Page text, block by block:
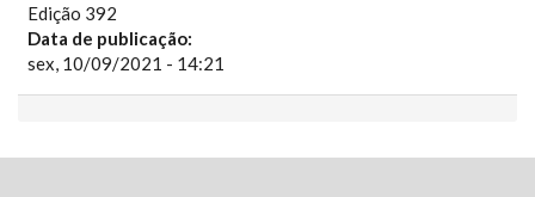
Edição 392
Data de publicação:
sex, 10/09/2021 - 14:21